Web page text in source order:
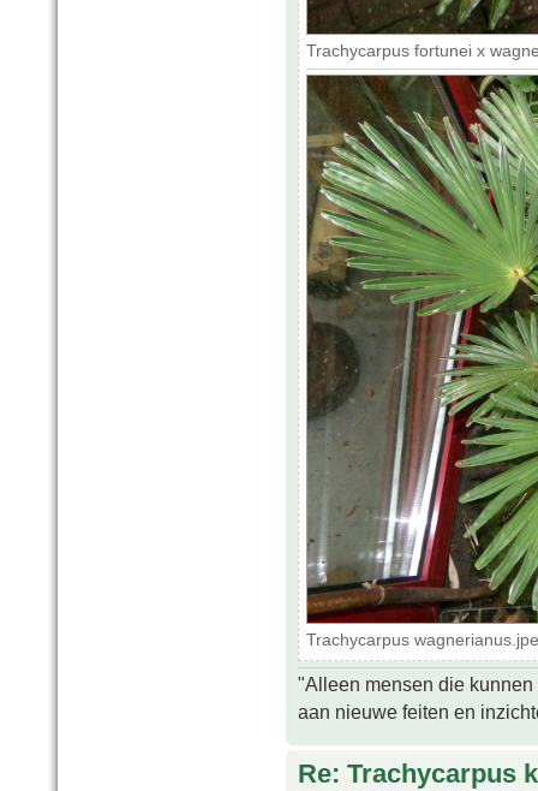
Trachycarpus fortunei x
Trachycarpus
"Alleen mensen die
aan nieuwe feiten en
Re: Trachycarpus